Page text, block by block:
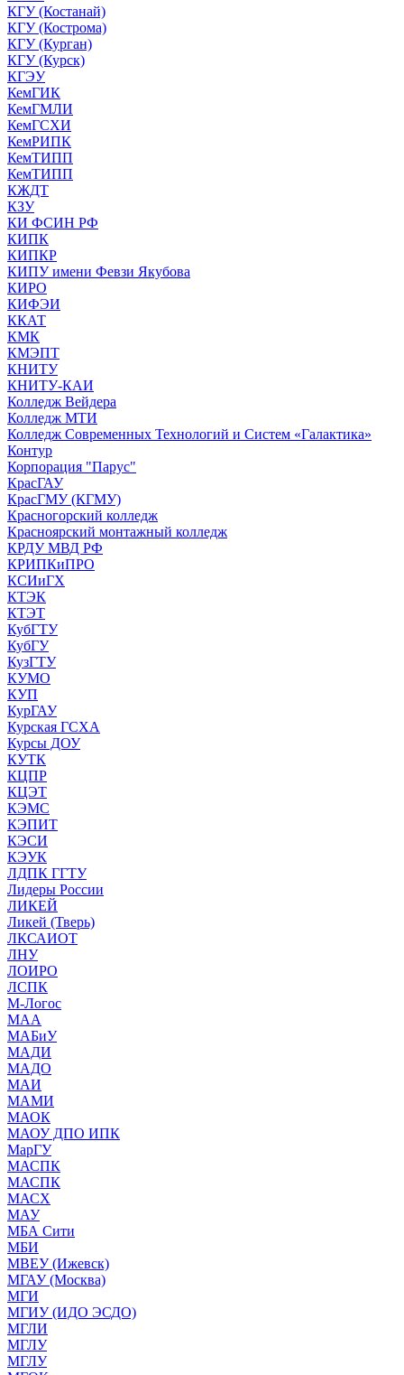
КГУ (Костанай)
КГУ (Кострома)
КГУ (Курган)
КГУ (Курск)
КГЭУ
КемГИК
КемГМЛИ
КемГСХИ
КемРИПК
КемТИПП
КемТИПП
КЖДТ
КЗУ
КИ ФСИН РФ
КИПК
КИПКР
КИПУ имени Февзи Якубова
КИРО
КИФЭИ
ККАТ
КМК
КМЭПТ
КНИТУ
КНИТУ-КАИ
Колледж Вейдера
Колледж МТИ
Колледж Современных Технологий и Систем «Галактика»
Контур
Корпорация "Парус"
КрасГАУ
КрасГМУ (КГМУ)
Красногорский колледж
Красноярский монтажный колледж
КРДУ МВД РФ
КРИПКиПРО
КСИиГХ
КТЭК
КТЭТ
КубГТУ
КубГУ
КузГТУ
КУМО
КУП
КурГАУ
Курская ГСХА
Курсы ДОУ
КУТК
КЦПР
КЦЭТ
КЭМС
КЭПИТ
КЭСИ
КЭУК
ЛДПК ГГТУ
Лидеры России
ЛИКЕЙ
Ликей (Тверь)
ЛКСАИОТ
ЛНУ
ЛОИРО
ЛСПК
М-Логос
МАА
МАБиУ
МАДИ
МАДО
МАИ
МАМИ
МАОК
МАОУ ДПО ИПК
МарГУ
МАСПК
МАСПК
МАСХ
МАУ
МБА Сити
МБИ
МВЕУ (Ижевск)
МГАУ (Москва)
МГИ
МГИУ (ИДО ЭСДО)
МГЛИ
МГЛУ
МГЛУ